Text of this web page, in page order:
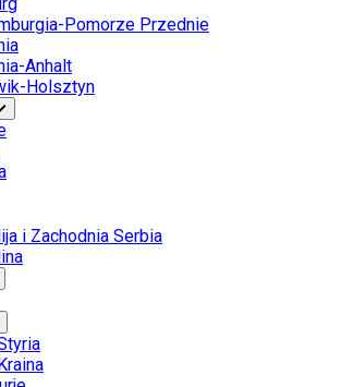
Pomorze Przednie
Anhalt
Holsztyn
i Zachodnia Serbia